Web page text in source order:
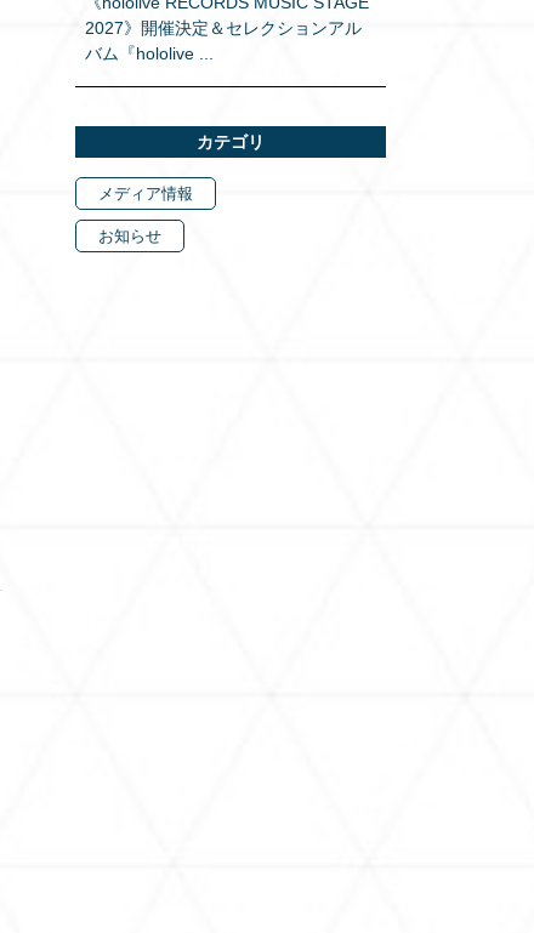
2027》開催決定＆セレクションアル
バム『hololive
カテゴリ
メディア情報
お知らせ